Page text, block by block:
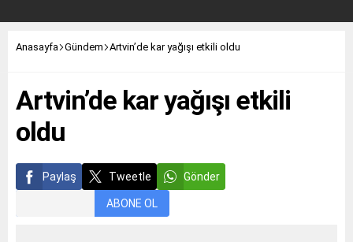
Anasayfa Gündem Artvin’de kar yağışı etkili oldu
Artvin’de kar yağışı etkili
oldu
Paylaş Tweetle Gönder
ABONE OL